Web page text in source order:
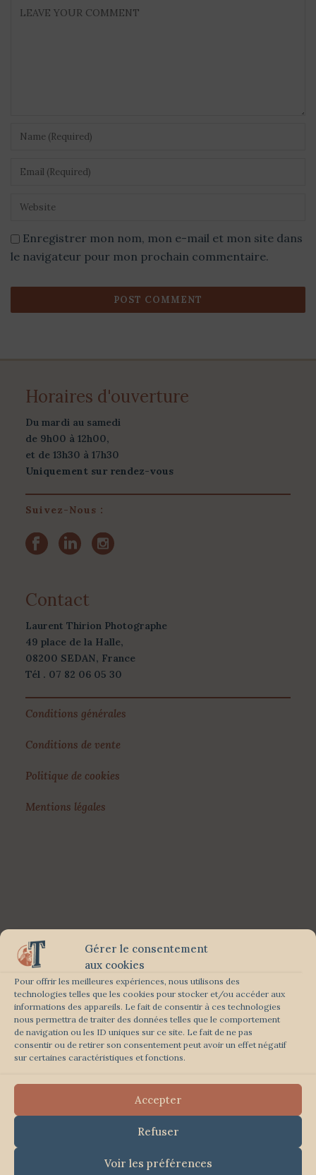
Gérer le consentement
aux cookies
Pour offrir les meilleures expériences, nous utilisons des
technologies telles que les cookies pour stocker et/ou accéder aux
informations des appareils. Le fait de consentir à ces technologies
nous permettra de traiter des données telles que le comportement
de navigation ou les ID uniques sur ce site. Le fait de ne pas
consentir ou de retirer son consentement peut avoir un effet négatif
sur certaines caractéristiques et fonctions.
Accepter
Refuser
Voir les préférences
Enregistrer mon nom, mon e-mail et mon site dans
le navigateur pour mon prochain commentaire.
Horaires d'ouverture
Du mardi au samedi
de 9h00 à 12h00,
et de 13h30 à 17h30
Uniquement sur rendez-vous
Suivez-Nous :
Contact
Laurent Thirion Photographe
49 place de la Halle,
08200 SEDAN, France
Tél . 07 82 06 05 30
Conditions générales
Conditions de vente
Politique de cookies
Mentions légales